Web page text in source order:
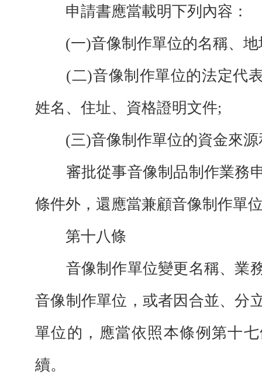
申請書應當載明下列內容：
(一)音像制作單位的名稱、地
(二)音像制作單位的法定代表
姓名、住址、資格證明文件;
(三)音像制作單位的資金來源
審批從事音像制品制作業務
條件外，還應當兼顧音像制作單
第十八條
音像制作單位變更名稱、業
音像制作單位，或者因合並、分
單位的，應當依照本條例第十
續。